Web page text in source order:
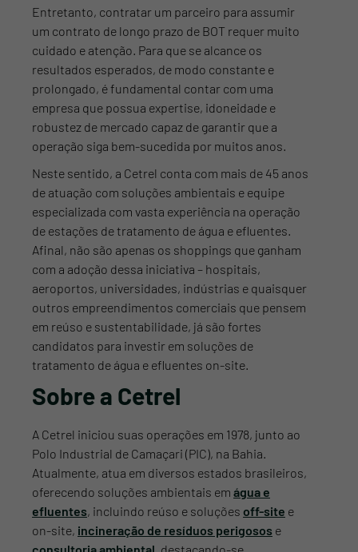
Entretanto, contratar um parceiro para assumir
um contrato de longo prazo de BOT requer muito
cuidado e atenção. Para que se alcance os
resultados esperados, de modo constante e
prolongado, é fundamental contar com uma
empresa que possua expertise, idoneidade e
robustez de mercado capaz de garantir que a
operação siga bem-sucedida por muitos anos.
Neste sentido, a Cetrel conta com mais de 45 anos
de atuação com soluções ambientais e equipe
especializada com vasta experiência na operação
de estações de tratamento de água e efluentes.
Afinal, não são apenas os shoppings que ganham
com a adoção dessa iniciativa – hospitais,
aeroportos, universidades, indústrias e quaisquer
outros empreendimentos comerciais que pensem
em reúso e sustentabilidade, já são fortes
candidatos para investir em soluções de
tratamento de água e efluentes on-site.
Sobre a Cetrel
A Cetrel iniciou suas operações em 1978, junto ao
Polo Industrial de Camaçari (PIC), na Bahia.
Atualmente, atua em diversos estados brasileiros,
oferecendo soluções ambientais em água e
efluentes, incluindo reúso e soluções off-site e
on-site, incineração de resíduos perigosos e